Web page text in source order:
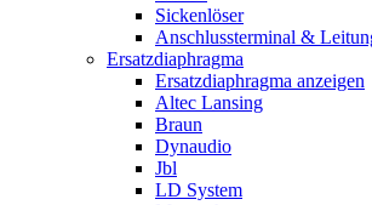
Sickenlöser
Anschlussterminal &
Ersatzdiaphragma
Ersatzdiaphragma anzeigen
Altec Lansing
Braun
Dynaudio
Jbl
LD System